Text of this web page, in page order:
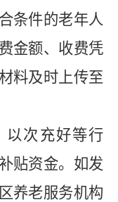
条件的老年人
金额、收费凭
料及时上传至
以次充好等行
贴资金。如发
养老服务机构